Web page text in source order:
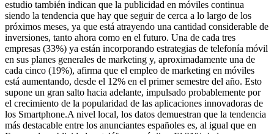
estudio también indican que la publicidad en móviles continua
siendo la tendencia que hay que seguir de cerca a lo largo de los
próximos meses, ya que está atrayendo una cantidad considerable de
inversiones, tanto ahora como en el futuro. Una de cada tres
empresas (33%) ya están incorporando estrategias de telefonía móvil
en sus planes generales de marketing y, aproximadamente una de
cada cinco (19%), afirma que el empleo de marketing en móviles
está aumentando, desde el 12% en el primer semestre del año. Esto
supone un gran salto hacia adelante, impulsado probablemente por
el crecimiento de la popularidad de las aplicaciones innovadoras de
los Smartphone.A nivel local, los datos demuestran que la tendencia
más destacable entre los anunciantes españoles es, al igual que en